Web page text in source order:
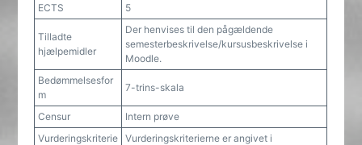
ECTS
5
Tilladte
hjælpemidler
Der henvises til den pågældende
semesterbeskrivelse/kursusbeskrivelse i
Moodle.
Bedømmelsesfor
m
7-trins-skala
Censur
Intern prøve
Vurderingskriterie
Vurderingskriterierne er angivet i